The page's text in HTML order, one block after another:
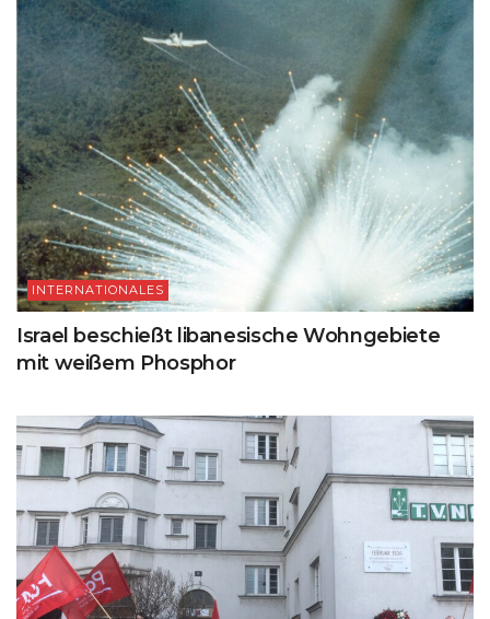
INTERNATIONALES
Israel beschießt libanesische Wohngebiete
mit weißem Phosphor